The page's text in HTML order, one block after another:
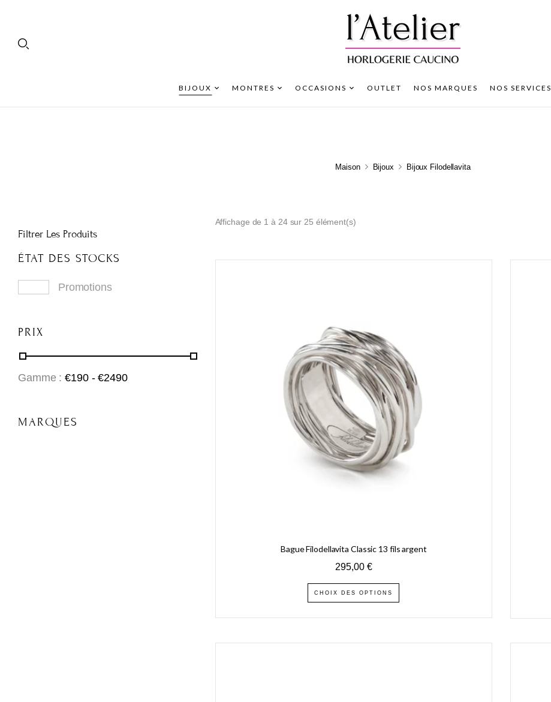
BIJOUX MONTRES OCCASIONS OUTLET NOS MARQUES NOS SERVICES
Maison Bijoux Bijoux Filodellavita
Filtrer Les Produits
ÉTAT DES STOCKS
Promotions
PRIX
Gamme : €190 - €2490
MARQUES
Affichage de 1 à 24 sur 25 élément(s)
Bague Filodellavita Classic 13 fils argent
295,00 €
CHOIX DES OPTIONS